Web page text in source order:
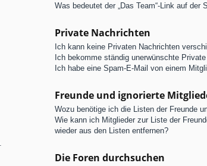
Was bedeutet der „Das Team“-Link auf der
Private Nachrichten
Ich kann keine Privaten Nachrichten
Ich bekomme ständig unerwünschte
Ich habe eine Spam-E-Mail von einem
Freunde und ignorierte
Wozu benötige ich die Listen der Freunde
Wie kann ich Mitglieder zur Liste der
wieder aus den Listen entfernen?
Die Foren durchsuchen